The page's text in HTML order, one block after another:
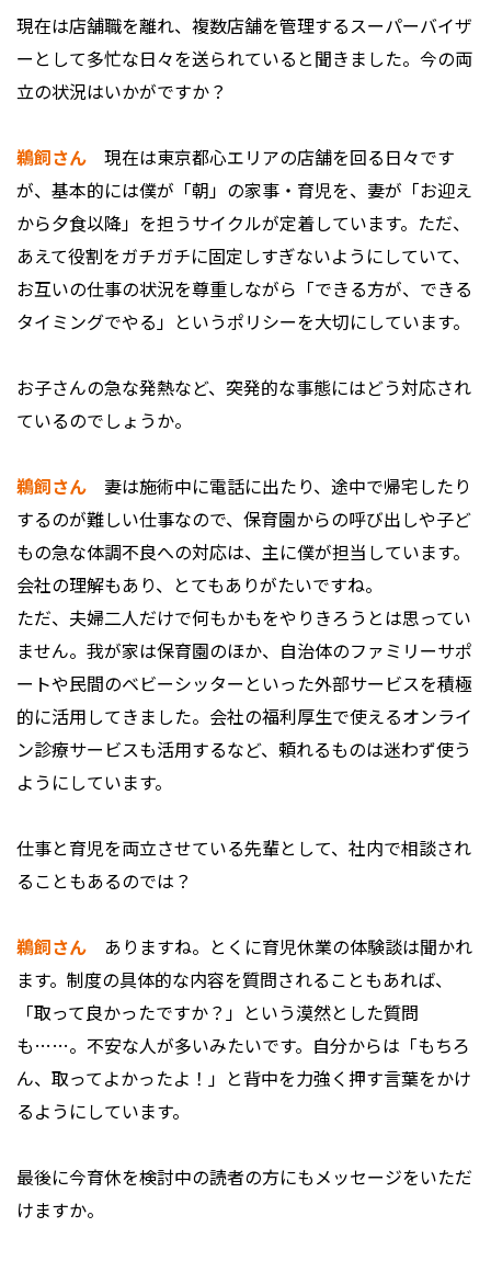
――現在は店舗職を離れ、複数店舗を管理するスーパーバイザ
ーとして多忙な日々を送られていると聞きました。今の両
立の状況はいかがですか？
鵜飼さん 現在は東京都心エリアの店舗を回る日々です
が、基本的には僕が「朝」の家事・育児を、妻が「お迎え
から夕食以降」を担うサイクルが定着しています。ただ、
あえて役割をガチガチに固定しすぎないようにしていて、
お互いの仕事の状況を尊重しながら「できる方が、できる
タイミングでやる」というポリシーを大切にしています。
――お子さんの急な発熱など、突発的な事態にはどう対応され
ているのでしょうか。
鵜飼さん 妻は施術中に電話に出たり、途中で帰宅したり
するのが難しい仕事なので、保育園からの呼び出しや子ど
もの急な体調不良への対応は、主に僕が担当しています。
会社の理解もあり、とてもありがたいですね。
ただ、夫婦二人だけで何もかもをやりきろうとは思ってい
ません。我が家は保育園のほか、自治体のファミリーサポ
ートや民間のベビーシッターといった外部サービスを積極
的に活用してきました。会社の福利厚生で使えるオンライ
ン診療サービスも活用するなど、頼れるものは迷わず使う
ようにしています。
――仕事と育児を両立させている先輩として、社内で相談され
ることもあるのでは？
鵜飼さん ありますね。とくに育児休業の体験談は聞かれ
ます。制度の具体的な内容を質問されることもあれば、
「取って良かったですか？」という漠然とした質問
も……。不安な人が多いみたいです。自分からは「もちろ
ん、取ってよかったよ！」と背中を力強く押す言葉をかけ
るようにしています。
――最後に今育休を検討中の読者の方にもメッセージをいただ
けますか。